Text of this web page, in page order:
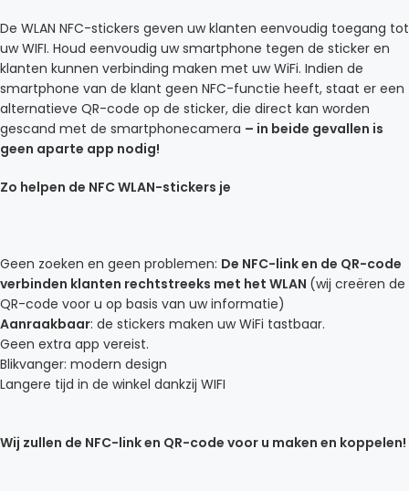
De WLAN NFC-stickers geven uw klanten eenvoudig toegang tot
uw WIFI. Houd eenvoudig uw smartphone tegen de sticker en
klanten kunnen verbinding maken met uw WiFi. Indien de
smartphone van de klant geen NFC-functie heeft, staat er een
alternatieve QR-code op de sticker, die direct kan worden
gescand met de smartphonecamera – in beide gevallen is
geen aparte app nodig!
Zo helpen de NFC WLAN-stickers je
Geen zoeken en geen problemen: De NFC-link en de QR-code
verbinden klanten rechtstreeks met het WLAN (wij creëren de
QR-code voor u op basis van uw informatie)
Aanraakbaar: de stickers maken uw WiFi tastbaar.
Geen extra app vereist.
Blikvanger: modern design
Langere tijd in de winkel dankzij WIFI
Wij zullen de NFC-link en QR-code voor u maken en koppelen!